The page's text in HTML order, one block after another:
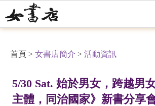
首頁 > 女書店簡介 > 活動資訊
5/30 Sat. 始於男女，跨越男
主體，同治國家》新書分享